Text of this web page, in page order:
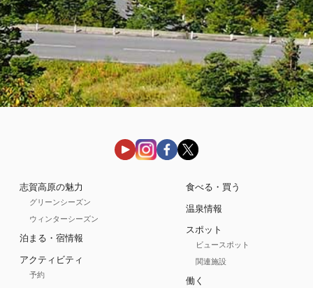
志賀高原の魅力
グリーンシーズン
ウィンターシーズン
泊まる・宿情報
アクティビティ
予約
食べる・買う
温泉情報
スポット
ビュースポット
関連施設
働く